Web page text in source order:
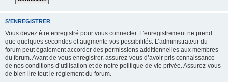
S’ENREGISTRER
Vous devez être enregistré pour vous connecter. L’enregistrement ne prend
que quelques secondes et augmente vos possibilités. L’administrateur du
forum peut également accorder des permissions additionnelles aux membres
du forum. Avant de vous enregistrer, assurez-vous d’avoir pris connaissance
de nos conditions d’utilisation et de notre politique de vie privée. Assurez-vous
de bien lire tout le règlement du forum.